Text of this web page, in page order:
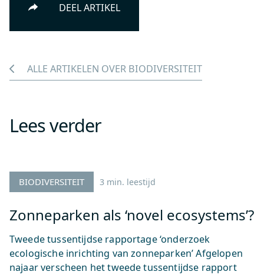
DEEL ARTIKEL
ALLE ARTIKELEN OVER BIODIVERSITEIT
Lees verder
BIODIVERSITEIT 3 min. leestijd
Zonneparken als ‘novel ecosystems’?
Tweede tussentijdse rapportage ‘onderzoek
ecologische inrichting van zonneparken’ Afgelopen
najaar verscheen het tweede tussentijdse rapport